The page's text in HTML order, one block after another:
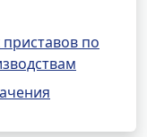
по